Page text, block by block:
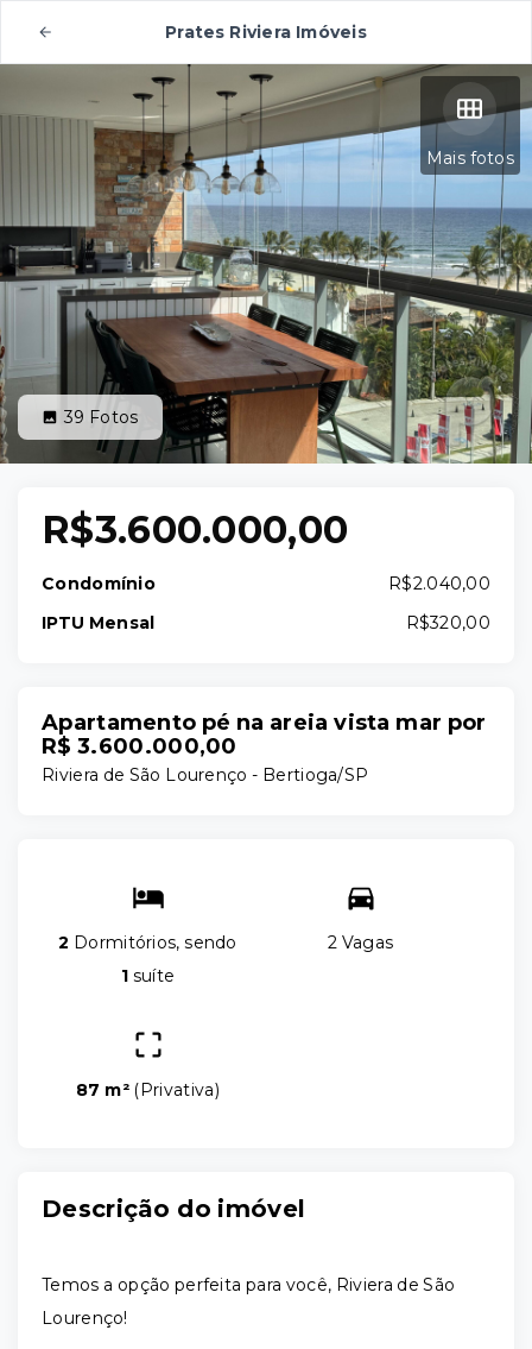
Prates Riviera Imóveis
Mais fotos
39 Fotos
R$3.600.000,00
Condomínio
R$2.040,00
IPTU Mensal
R$320,00
Apartamento pé na areia vista mar por
R$ 3.600.000,00
Riviera de São Lourenço - Bertioga/SP
2 Dormitórios, sendo
1 suíte
2 Vagas
87 m² (Privativa)
Descrição do imóvel
Temos a opção perfeita para você, Riviera de São
Lourenço!